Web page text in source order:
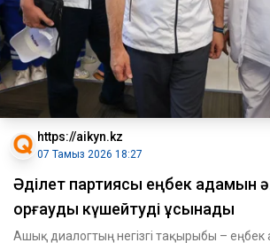
https://aikyn.kz
07 Тамыз 2026 18:27
Әділет партиясы еңбек адамын
қорғауды күшейтуді ұсынады
Ашық диалогтың негізгі тақырыбы –